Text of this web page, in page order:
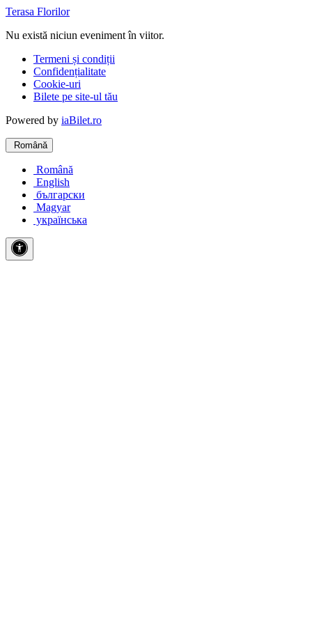
Terasa Florilor
Nu există niciun eveniment în viitor.
Termeni și condiții
Confidențialitate
Cookie-uri
Bilete pe site-ul tău
Powered by iaBilet.ro
Română
Română
English
български
Magyar
українська